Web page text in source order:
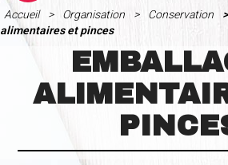
Accueil Organisation Conservation
alimentaires et pinces